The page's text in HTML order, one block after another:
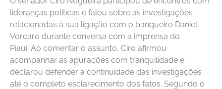
lideranças políticas e falou sobre as investigações
relacionadas à sua ligação com o banqueiro Daniel
Vorcaro durante conversa com a imprensa do
Piauí. Ao comentar o assunto, Ciro afirmou
acompanhar as apurações com tranquilidade e
declarou defender a continuidade das investigações
até o completo esclarecimento dos fatos. Segundo o